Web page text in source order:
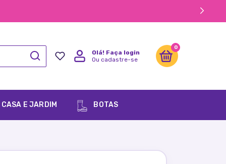
Olá! Faça login
Ou cadastre-se
0
CASA E JARDIM BOTAS